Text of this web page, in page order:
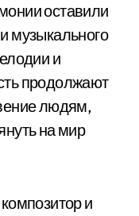
оставили
музыкального
и
продолжают
людям,
на мир
и